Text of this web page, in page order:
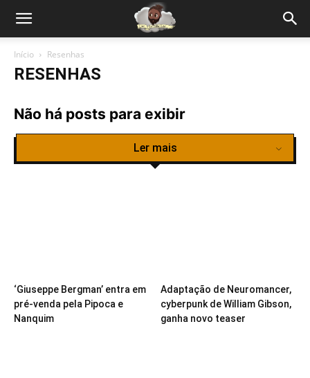
Início Resenhas
RESENHAS
Não há posts para exibir
Ler mais
‘Giuseppe Bergman’ entra em
pré-venda pela Pipoca e
Nanquim
Adaptação de Neuromancer,
cyberpunk de William Gibson,
ganha novo teaser